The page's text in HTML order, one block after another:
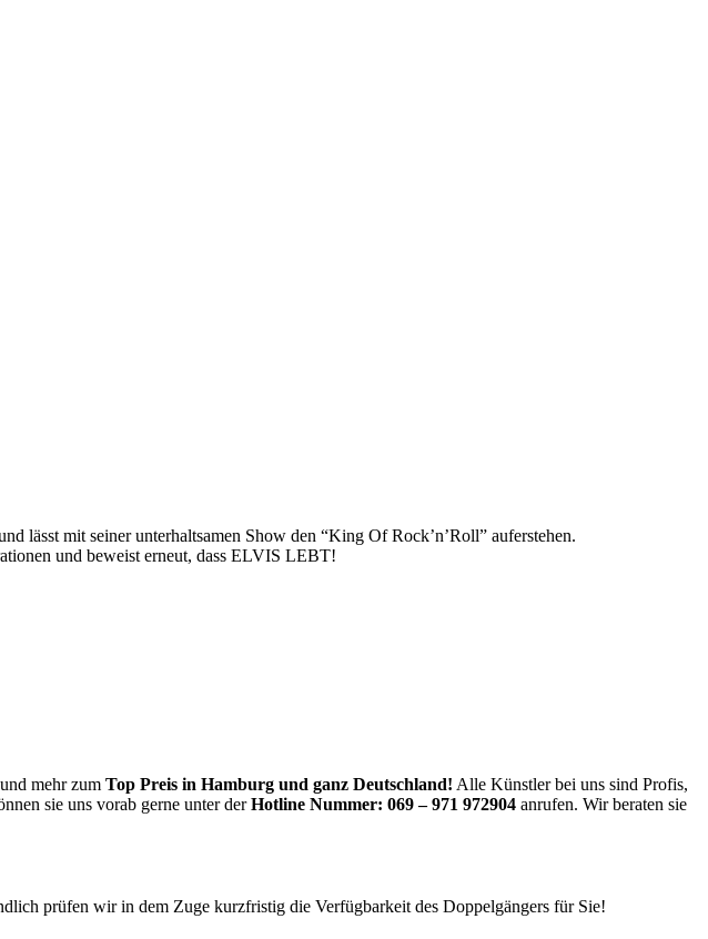
lässt mit seiner unterhaltsamen Show den “King Of Rock’n’Roll” auferstehen.
und beweist erneut, dass ELVIS LEBT!
mehr zum Top Preis in Hamburg und ganz Deutschland! Alle Künstler bei uns sind Profis,
sie uns vorab gerne unter derHotline Nummer: 069 – 971 972904 anrufen. Wir beraten sie
prüfen wir in dem Zuge kurzfristig die Verfügbarkeit des Doppelgängers für Sie!